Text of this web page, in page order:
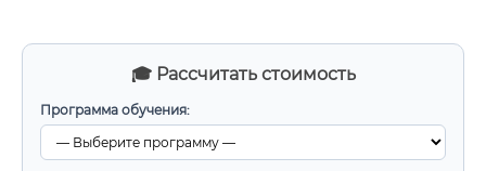
🎓 Рассчитать стоимость
Программа обучения: